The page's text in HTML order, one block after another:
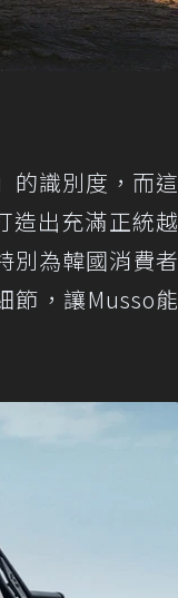
的識別度，而這
造出充滿正統越
別為韓國消費者
節，讓Musso能